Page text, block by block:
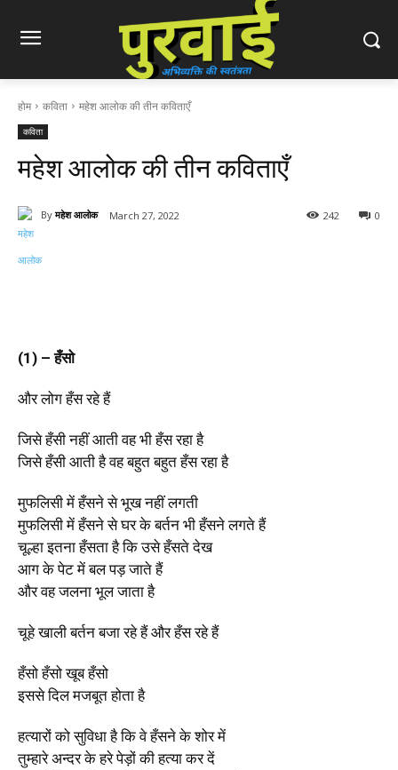
होम कविता महेश आलोक की तीन कविताएँ
कविता
महेश आलोक की तीन कविताएँ
By महेश आलोक March 27, 2022 0
242
(1) – हँसो
और लोग हँस रहे हैं
जिसे हँसी नहीं आती वह भी हँस रहा है
जिसे हँसी आती है वह बहुत बहुत हँस रहा है
मुफलिसी में हँसने से भूख नहीं लगती
मुफलिसी में हँसने से घर के बर्तन भी हँसने लगते हैं
चूल्हा इतना हँसता है कि उसे हँसते देख
आग के पेट में बल पड़ जाते हैं
और वह जलना भूल जाता है
चूहे खाली बर्तन बजा रहे हैं और हँस रहे हैं
हँसो हँसो खूब हँसो
इससे दिल मजबूत होता है
हत्यारों को सुविधा है कि वे हँसने के शोर में
तुम्हारे अन्दर के हरे पेड़ों की हत्या कर दें